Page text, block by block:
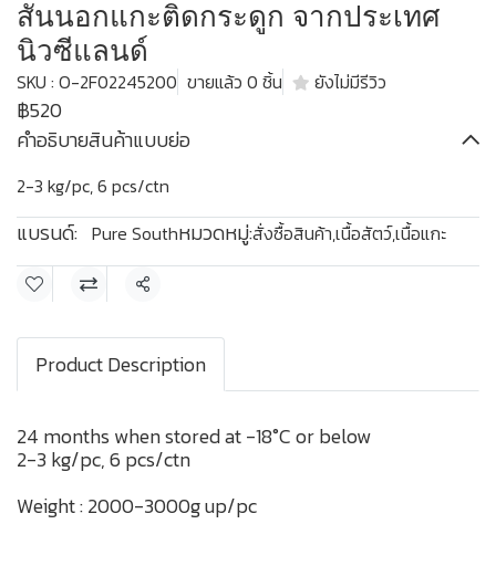
สันนอกแกะติดกระดูก จากประเทศ
นิวซีแลนด์
SKU : O-2F02245200 ขายแล้ว 0 ชิ้น ยังไม่มีรีวิว
฿520
คำอธิบายสินค้าแบบย่อ
2-3 kg/pc, 6 pcs/ctn
แบรนด์: Pure Southหมวดหมู่:สั่งซื้อสินค้า,เนื้อสัตว์,เนื้อแกะ
แชร์
Product Description
24 months when stored at -18°C or below
2-3 kg/pc, 6 pcs/ctn
Weight : 2000-3000g up/pc